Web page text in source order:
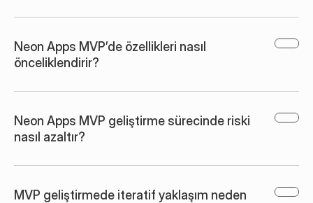
Neon Apps MVP’de özellikleri nasıl
önceliklendirir?
Neon Apps MVP geliştirme sürecinde riski
nasıl azaltır?
MVP geliştirmede iteratif yaklaşım neden